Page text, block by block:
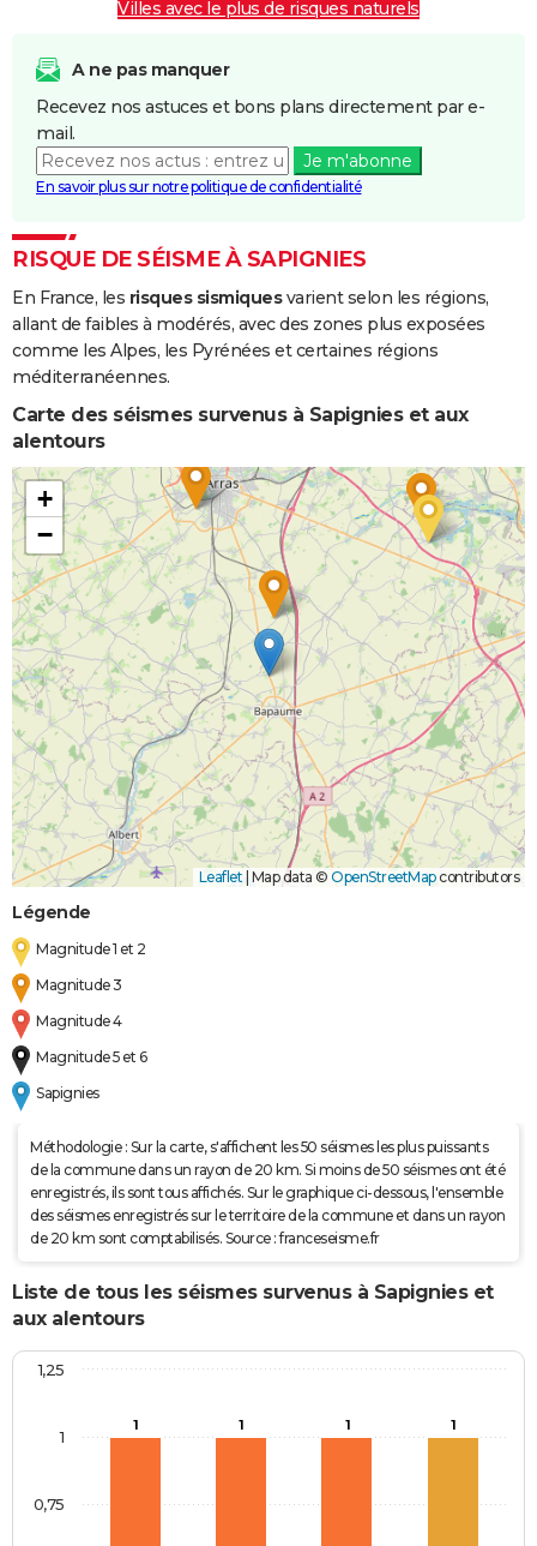
Villes avec le plus de risques naturels
A ne pas manquer
Recevez nos astuces et bons plans directement par e-
mail.
Je m'abonne
En savoir plus sur notre politique de confidentialité
RISQUE DE SÉISME À SAPIGNIES
En France, les risques sismiquesvarient selon les régions,
allant de faibles à modérés, avec des zones plus exposées
comme les Alpes, les Pyrénées et certaines régions
méditerranéennes.
Carte des séismes survenus à Sapignies et aux
alentours
+
−
Leaflet Map data © OpenStreetMapcontributors
Légende
Magnitude 1 et 2
Magnitude 3
Magnitude 4
Magnitude 5 et 6
Sapignies
Méthodologie : Sur la carte, s'affichent les 50 séismes les plus puissants
de la commune dans un rayon de 20 km. Si moins de 50 séismes ont été
enregistrés, ils sont tous affichés. Sur le graphique ci-dessous, l'ensemble
des séismes enregistrés sur le territoire de la commune et dans un rayon
de 20 km sont comptabilisés. Source : franceseisme.fr
Liste de tous les séismes survenus à Sapignies et
aux alentours
1 1 1 1
0,75
1
1,25